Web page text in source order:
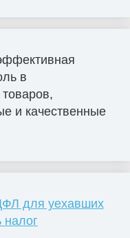
в
и качественные
для уехавших
налог